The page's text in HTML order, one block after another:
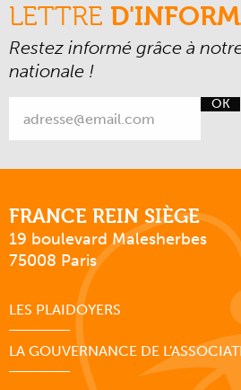
LETTRE
Restez informé grâce à
nationale !
OK
FRANCE REIN SIÈGE
19 boulevard Malesherbes
75008 Paris
LES PLAIDOYERS
LA GOUVERNANCE DE